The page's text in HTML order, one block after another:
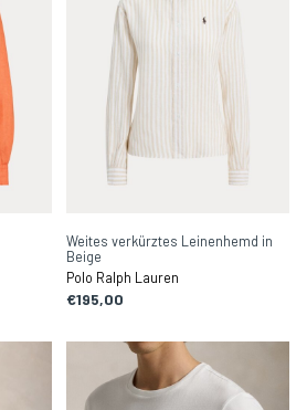
Weites verkürztes Leinenhemd in
Beige
Polo Ralph Lauren
€195,00